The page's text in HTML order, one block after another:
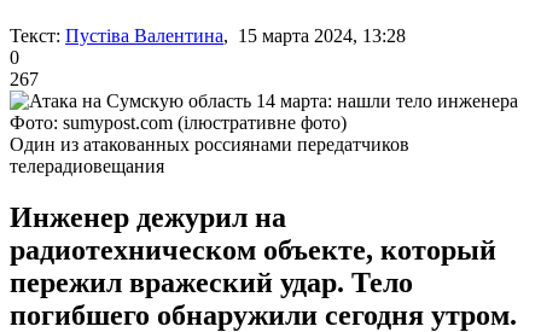
Текст: Пустіва Валентина, 15 марта 2024, 13:28
0
267
Фото: sumypost.com (ілюстративне фото)
Один из атакованных россиянами передатчиков
телерадиовещания
Инженер дежурил на
радиотехническом объекте, который
пережил вражеский удар. Тело
погибшего обнаружили сегодня утром.